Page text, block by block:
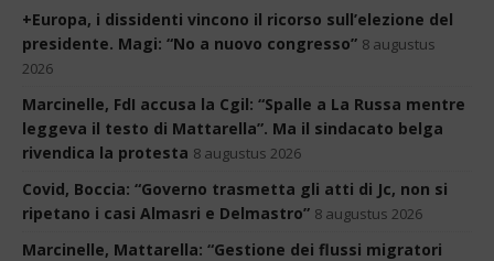
+Europa, i dissidenti vincono il ricorso sull’elezione del
presidente. Magi: “No a nuovo congresso” 8 augustus
2026
Marcinelle, FdI accusa la Cgil: “Spalle a La Russa mentre
leggeva il testo di Mattarella”. Ma il sindacato belga
rivendica la protesta 8 augustus 2026
Covid, Boccia: “Governo trasmetta gli atti di Jc, non si
ripetano i casi Almasri e Delmastro” 8 augustus 2026
Marcinelle, Mattarella: “Gestione dei flussi migratori